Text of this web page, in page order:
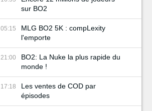
sur BO2
05:15
MLG BO2 5K : compLexity
l'emporte
21:00
BO2: La Nuke la plus rapide du
monde !
17:18
Les ventes de COD par
épisodes